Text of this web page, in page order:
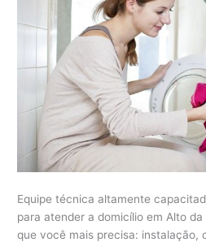
Equipe técnica altamente
para atender a domicílio em Alto
que você mais precisa: instalação,